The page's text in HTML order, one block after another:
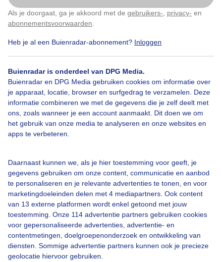
Als je doorgaat, ga je akkoord met de gebruikers- privacy- en
abonnementsvoorwaarden
Heb je al een Buienradar-abonnement? Inloggen
Buienradar is onderdeel van DPG Media.
Buienradar en DPG Media gebruiken cookies om informatie over
je apparaat, locatie, browser en surfgedrag te verzamelen. Deze
informatie combineren we met de gegevens die je zelf deelt met
ons, zoals wanneer je een account aanmaakt. Dit doen we om
het gebruik van onze media te analyseren en onze websites en
apps te verbeteren.
Daarnaast kunnen we, als je hier toestemming voor geeft, je
gegevens gebruiken om onze content, communicatie en aanbod
te personaliseren en je relevante advertenties te tonen, en voor
marketingdoeleinden delen met 4 mediapartners. Ook content
van 13 externe platformen wordt enkel getoond met jouw
toestemming. Onze 114 advertentie partners gebruiken cookies
voor gepersonaliseerde advertenties, advertentie- en
contentmetingen, doelgroepenonderzoek en ontwikkeling van
diensten. Sommige advertentie partners kunnen ook je precieze
geolocatie hiervoor gebruiken.
Sluierbewolking Zon Wind
Bekijk slideshow
Over Buienradar
Bedrijfsgegevens
Klik hierom dit aan te passen